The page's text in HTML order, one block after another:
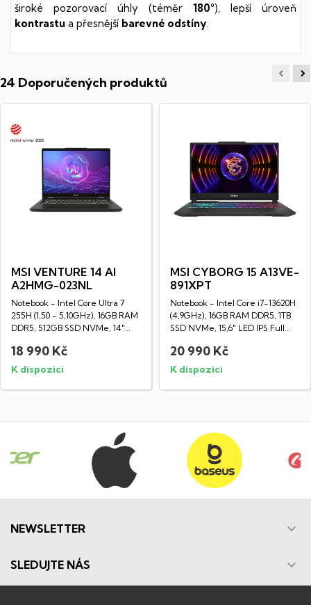
široké pozorovací úhly (téměr 180°), lepší úroveň
kontrastu a přesnější barevné odstíny
24 Doporučených produktů
MSI VENTURE 14 AI
A2HMG-023NL
Notebook - Intel Core Ultra 7
255H (1,50 - 5,10GHz), 16GB RAM
DDR5, 512GB SSD NVMe, 14"
18 990 Kč
K dispozici
MSI CYBORG 15 A13VE-
891XPT
Notebook - Intel Core i7-13620H
(4,9GHz), 16GB RAM DDR5, 1TB
SSD NVMe, 15,6" LED IPS Full
20 990 Kč
K dispozici
NEWSLETTER 
SLEDUJTE NÁS 